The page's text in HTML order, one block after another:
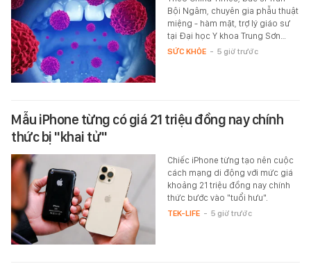
Bội Ngâm, chuyên gia phẫu thuật
miệng - hàm mặt, trợ lý giáo sư
tại Đại học Y khoa Trung Sơn…
SỨC KHỎE - 5 giờ trước
Mẫu iPhone từng có giá 21 triệu đồng nay chính
thức bị "khai tử"
Chiếc iPhone từng tạo nên cuộc
cách mạng di động với mức giá
khoảng 21 triệu đồng nay chính
thức bước vào "tuổi hưu".
TEK-LIFE - 5 giờ trước